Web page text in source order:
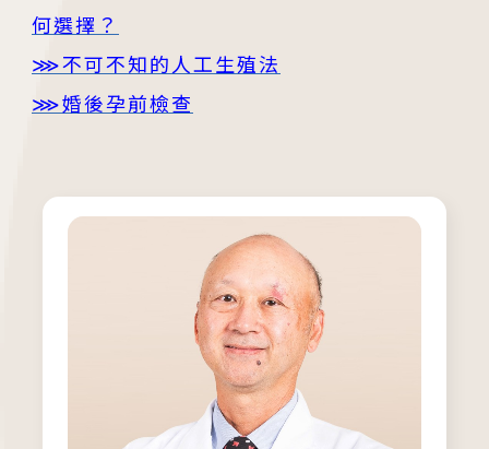
何選擇？
⋙不可不知的人工生殖法
⋙婚後孕前檢查